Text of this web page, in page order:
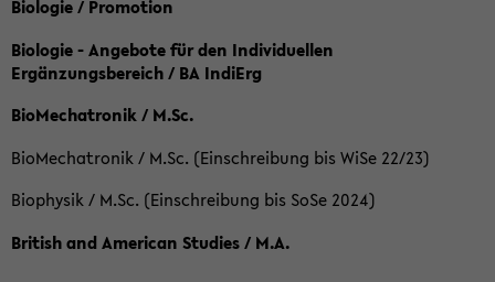
Biologie / Promotion
Biologie - Angebote für den Individuellen
Ergänzungsbereich / BA IndiErg
BioMechatronik / M.Sc.
BioMechatronik / M.Sc. (Einschreibung bis WiSe 22/23)
Biophysik / M.Sc. (Einschreibung bis SoSe 2024)
British and American Studies / M.A.